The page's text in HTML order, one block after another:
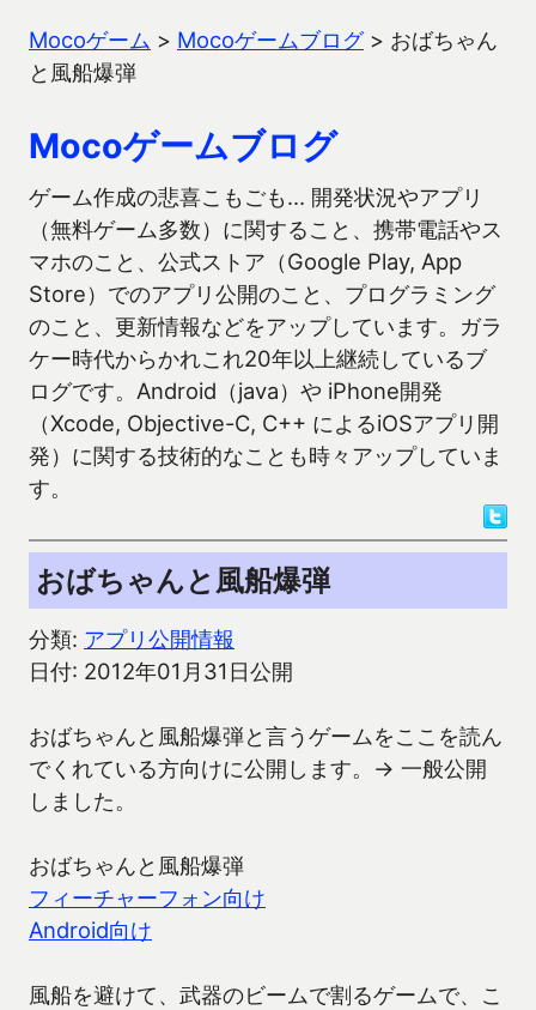
Mocoゲーム > Mocoゲームブログ> おばちゃん
と風船爆弾
Mocoゲームブログ
ゲーム作成の悲喜こもごも… 開発状況やアプリ
（無料ゲーム多数）に関すること、携帯電話やス
マホのこと、公式ストア（Google Play, App
Store）でのアプリ公開のこと、プログラミング
のこと、更新情報などをアップしています。ガラ
ケー時代からかれこれ20年以上継続しているブ
ログです。Android（java）や iPhone開発
（Xcode, Objective-C, C++ によるiOSアプリ開
発）に関する技術的なことも時々アップしていま
す。
おばちゃんと風船爆弾
分類: アプリ公開情報
日付: 2012年01月31日公開
おばちゃんと風船爆弾と言うゲームをここを読ん
でくれている方向けに公開します。→ 一般公開
しました。
おばちゃんと風船爆弾
フィーチャーフォン向け
Android向け
風船を避けて、武器のビームで割るゲームで、こ